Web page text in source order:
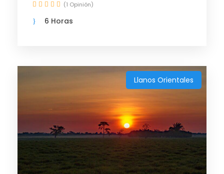
6 Horas
(1 Opinión)
Llanos Orientales